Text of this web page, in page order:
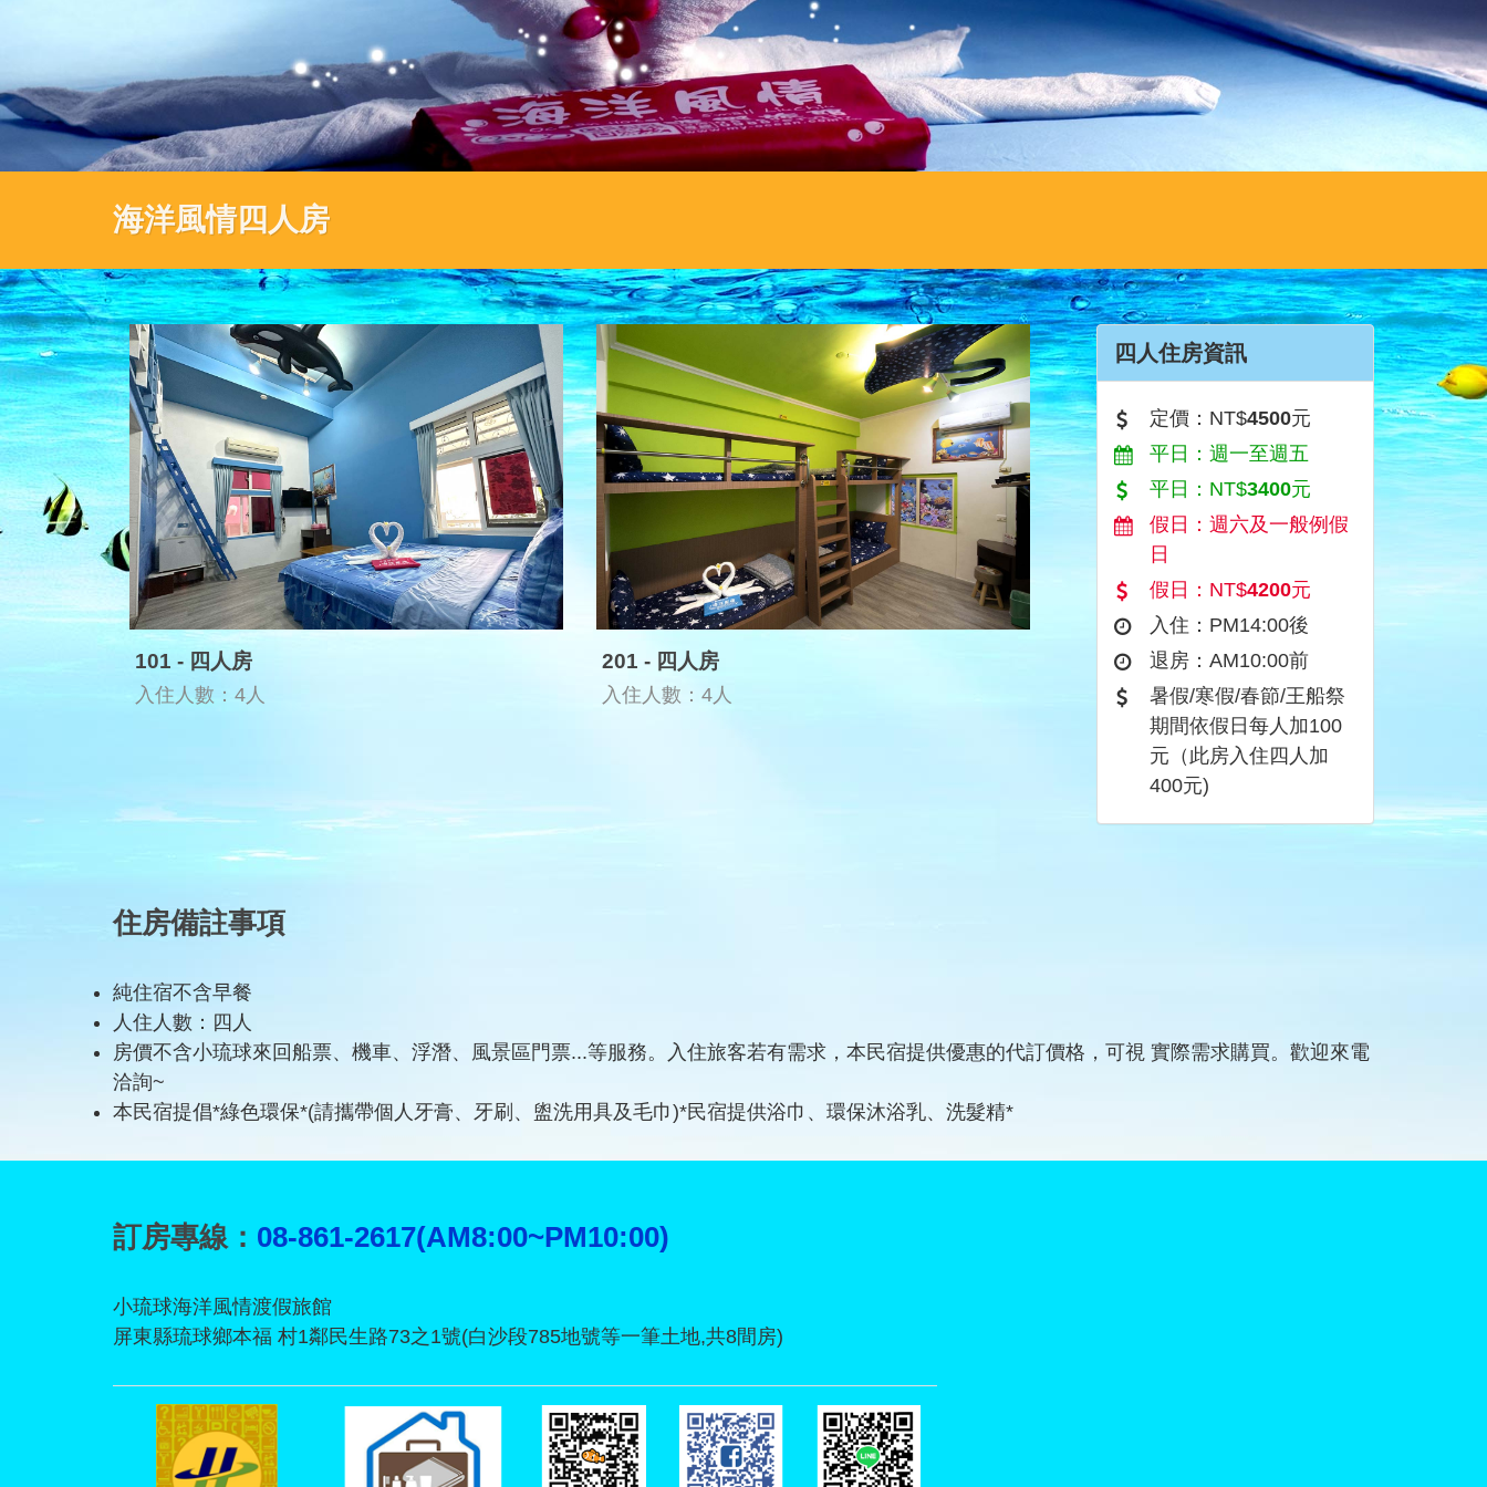
海洋風情四人房
101 - 四人房
入住人數：4人
201 - 四人房
入住人數：4人
四人住房資訊
定價：NT$4500元
平日：週一至週五
平日：NT$3400元
假日：週六及一般例假
日
假日：NT$4200元
入住：PM14:00後
退房：AM10:00前
暑假/寒假/春節/王船祭
期間依假日每人加100
元（此房入住四人加
400元)
住房備註事項
純住宿不含早餐
人住人數：四人
房價不含小琉球來回船票、機車、浮潛、風景區門票...等服務。入住旅客若有需求，本民宿提供優惠的代訂價格，可視 實際需求購買。歡迎來電
洽詢~
本民宿提倡*綠色環保*(請攜帶個人牙膏、牙刷、盥洗用具及毛巾)*民宿提供浴巾、環保沐浴乳、洗髮精*
訂房專線： 08-861-2617(AM8:00~PM10:00)
小琉球海洋風情渡假旅館
屏東縣琉球鄉本福 村1鄰民生路73之1號(白沙段785地號等一筆土地,共8間房)